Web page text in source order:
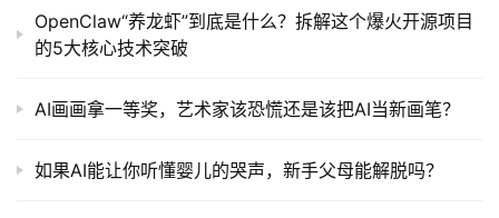
OpenClaw“养龙虾”到底是什么？拆解这个爆火开源项目
的5大核心技术突破
AI画画拿一等奖，艺术家该恐慌还是该把AI当新画笔？
如果AI能让你听懂婴儿的哭声，新手父母能解脱吗？